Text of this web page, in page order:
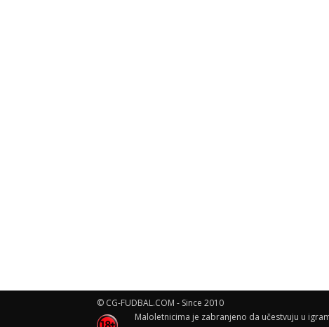
© CG-FUDBAL.COM - Since 2010
Maloletnicima je zabranjeno da učestvuju u